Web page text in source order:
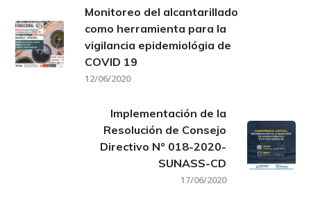
Monitoreo del alcantarillado
como herramienta para la
vigilancia epidemiológia de
COVID 19
12/06/2020
Implementación de la
Resolución de Consejo
Directivo N° 018-2020-
SUNASS-CD
17/06/2020